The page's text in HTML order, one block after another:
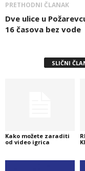
PRETHODNI ČLANAK
Dve ulice u
16 časova bez vode
SLIČNI
Kako možete zaraditi
od video igrica